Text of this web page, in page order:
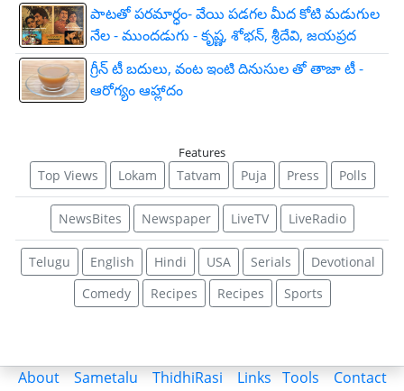
పాటతో పరమార్ధం- వేయి పడగల మీద కోటి మడుగుల
నేల - ముందడుగు - కృష్ణ, శోభన్, శ్రీదేవి, జయప్రద
గ్రీన్ టీ బదులు, వంట ఇంటి దినుసుల తో తాజా టీ -
ఆరోగ్యం ఆహ్లాదం
Features
Top Views Lokam Tatvam Puja Press Polls
NewsBites Newspaper LiveTV LiveRadio
Telugu English Hindi USA Serials
Devotional
Comedy
Recipes Recipes Sports
About Sametalu ThidhiRasi Links Tools
Contact